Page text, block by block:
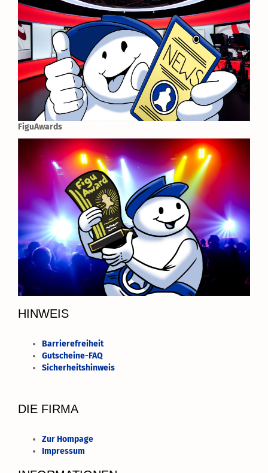
FiguAwards
HINWEIS
Barrierefreiheit
Gutscheine-FAQ
Sicherheitshinweis
DIE FIRMA
Zur Hompage
Impressum